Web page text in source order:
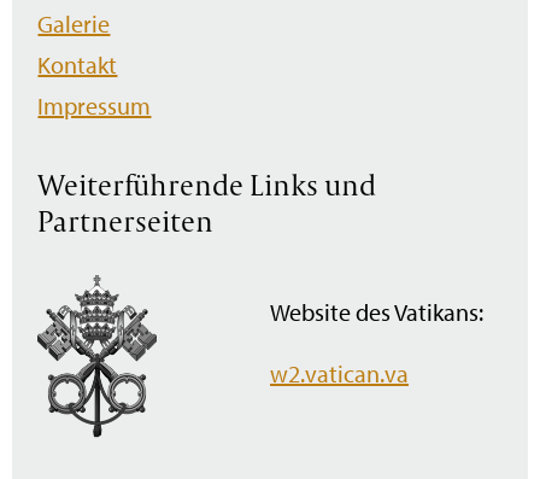
Galerie
Kontakt
Impressum
Weiterführende Links und
Partnerseiten
Website des Vatikans:
w2.vatican.va